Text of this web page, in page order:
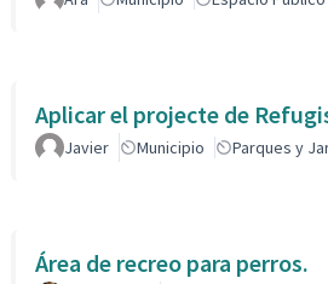
Aplicar el projecte de
Javier Municipio Parques y
Área de recreo para perros.